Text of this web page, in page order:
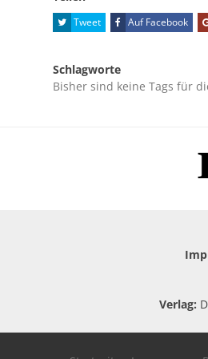
Tweet Auf Facebook
Schlagworte
Bisher sind keine Tags für
Verlag: